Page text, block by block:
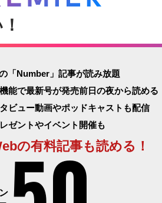
「Number」記事が読み放題
能で最新号が発売前日の夜から読める
ビュー動画やポッドキャストも配信
ゼントやイベント開催も
の有料記事も読める！